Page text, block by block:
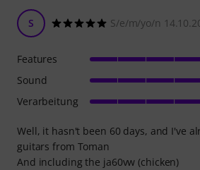
S S/e/m/yo/n
‎Well, it hasn't been 60 days, and I've
guitars from Toman
‎And including the ja60vw (chicken)
Features
Sound
Verarbeitung